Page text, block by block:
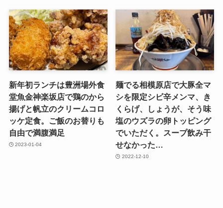
新年初ランチは豊洲場外食
堂魚金神楽坂店で鶏のから
揚げと帆立のクリームコロ
ッケ定食。ご飯のお替りも
自由で満腹満足
2023-01-04
麺でる相模原店で大豚全マ
シを限定シビ辛メンマ、き
くらげ、しょうが、そう味
塩のウズラの卵トッピング
でいただく。スープ飲み干
せなかった…
2022-12-10